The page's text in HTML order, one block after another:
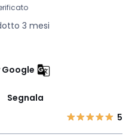
3 mesi
Segnala
5